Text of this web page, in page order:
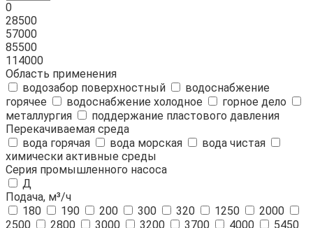
0
28500
57000
85500
114000
Область применения
водозабор поверхностный
водоснабжение
горячее
водоснабжение холодное
горное дело
металлургия
поддержание пластового давления
Перекачиваемая среда
вода горячая
вода морская
вода чистая
химически активные среды
Серия промышленного насоса
Д
Подача, м³/ч
180
190 200 300 320 1250
2000
2500
2800 3000 3200 3700 4000
5450